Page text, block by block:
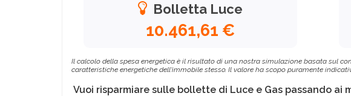
Bolletta Luce
10.461,61 €
Il calcolo della spesa energetica è il risultato di una nostra simulazione basata sul
caratteristiche energetiche dell'immobile stesso. Il valore ha scopo puramente
Vuoi risparmiare sulle bollette di Luce e Gas passando